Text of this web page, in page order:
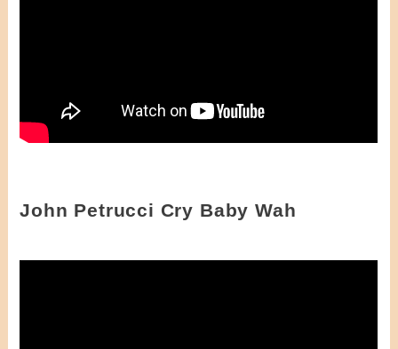
John Petrucci Cry Baby Wah